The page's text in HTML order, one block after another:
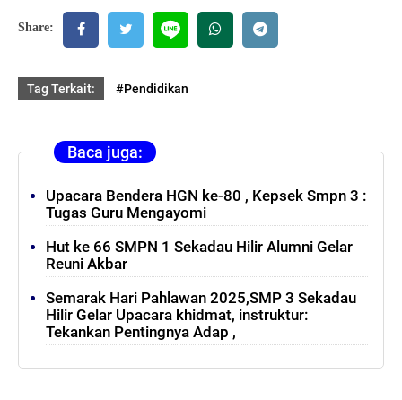
Share:
Tag Terkait: #Pendidikan
Baca juga:
Upacara Bendera HGN ke-80 , Kepsek Smpn 3 :
Tugas Guru Mengayomi
Hut ke 66 SMPN 1 Sekadau Hilir Alumni Gelar
Reuni Akbar
Semarak Hari Pahlawan 2025,SMP 3 Sekadau
Hilir Gelar Upacara khidmat, instruktur:
Tekankan Pentingnya Adap ,